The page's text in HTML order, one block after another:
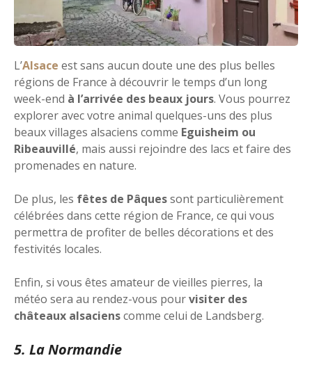
L’Alsace est sans aucun doute une des plus belles
régions de France à découvrir le temps d’un long
week-end à l’arrivée des beaux jours. Vous pourrez
explorer avec votre animal quelques-uns des plus
beaux villages alsaciens comme Eguisheim ou
Ribeauvillé, mais aussi rejoindre des lacs et faire des
promenades en nature.
De plus, les fêtes de Pâquessont particulièrement
célébrées dans cette région de France, ce qui vous
permettra de profiter de belles décorations et des
festivités locales.
Enfin, si vous êtes amateur de vieilles pierres, la
météo sera au rendez-vous pourvisiter des
châteaux alsacienscomme celui de Landsberg.
5. La Normandie